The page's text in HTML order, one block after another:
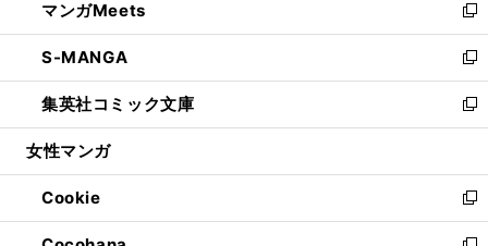
く
で
開
く
ド
ウ
で
開
く
ィ
ン
ド
ウ
で
開
い
ウ
ィ
ン
ド
ウ
開
く
マンガMeets
新
し
い
ウ
ィ
ン
ウ
で
開
S-MANGA
新
し
い
ウ
ン
ド
ウ
集英社コミック文庫
新
し
ウ
ィ
ン
女性マンガ
Cookie
新
し